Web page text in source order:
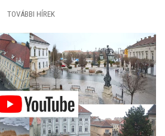
TOVÁBBI HÍREK